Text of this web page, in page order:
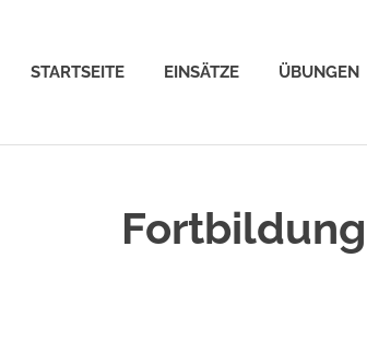
STARTSEITE EINSÄTZE ÜBUNGEN